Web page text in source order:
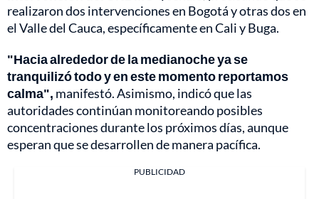
realizaron dos intervenciones en Bogotá y otras dos en
el Valle del Cauca, específicamente en Cali y Buga.
"Hacia alrededor de la medianoche ya se
tranquilizó todo y en este momento reportamos
calma", manifestó. Asimismo, indicó que las
autoridades continúan monitoreando posibles
concentraciones durante los próximos días, aunque
esperan que se desarrollen de manera pacífica.
PUBLICIDAD